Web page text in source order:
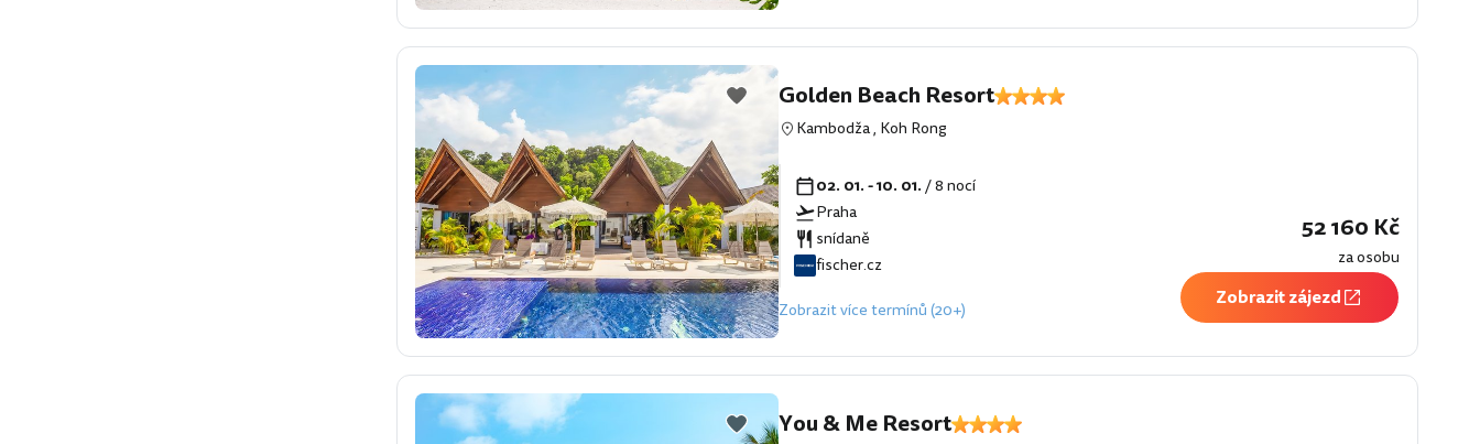
Golden Beach Resort
Kambodža, Koh Rong
02. 01. - 10. 01./ 8 nocí
Praha
snídaně
fischer.cz
Zobrazit více termínů (20+)
52 160 Kč
za osobu
Zobrazit zájezd
You & Me Resort